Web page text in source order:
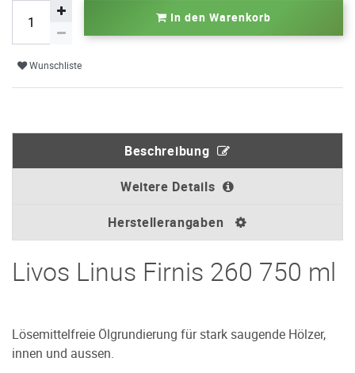
In den Warenkorb
Wunschliste
Beschreibung
Weitere Details
Herstellerangaben
Livos Linus Firnis 260 750 ml
Lösemittelfreie Ölgrundierung für stark saugende Hölzer,
innen und aussen.